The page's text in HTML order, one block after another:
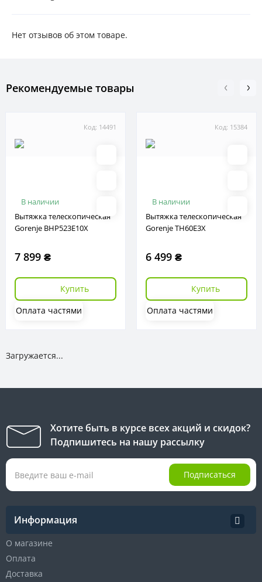
Нет отзывов об этом товаре.
Рекомендуемые товары
Код: 14491
В наличии
Вытяжка телескопическая
Gorenje BHP523E10X
7 899 ₴
Купить
Оплата частями
Код: 15384
В наличии
Вытяжка телескопическая
Gorenje TH60E3X
6 499 ₴
Купить
Оплата частями
Загружается...
Хотите быть в курсе всех акций и скидок?
Подпишитесь на нашу рассылку
Подписаться
Информация
О магазине
Оплата
Доставка